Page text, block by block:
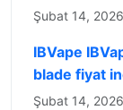
Şubat 14, 2026
IBVape
blade fiyat
Şubat 14, 2026